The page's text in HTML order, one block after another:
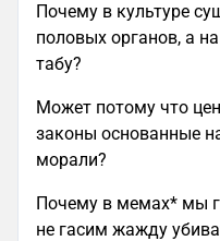
Почему в культуре
половых органов, а
табу?
Может потому что
законы основанные
морали?
Почему в мемах* мы
не гасим жажду